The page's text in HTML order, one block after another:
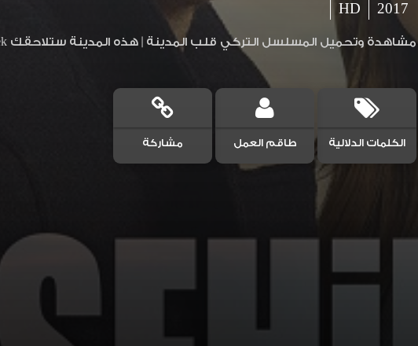
2017
HD
مشاهدة وتحميل المسلسل التركي قلب المدينة | هذه المدينة ستلاحقك Bu Şehir Arkandan Gelecek مدبلج بجودة HD اون لاين وتحميل مباشر
الكلمات الدلالية طاقم العمل مشاركة